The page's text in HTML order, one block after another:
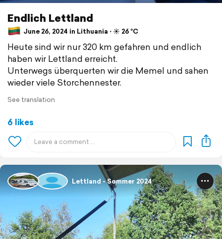
Endlich Lettland
June 26, 2024 in Lithuania ⋅ ☀️ 26 °C
Heute sind wir nur 320 km gefahren und endlich
haben wir Lettland erreicht.
Unterwegs überquerten wir die Memel und sahen
wieder viele Storchennester.
See translation
6 likes
Lettland - Sommer 2024